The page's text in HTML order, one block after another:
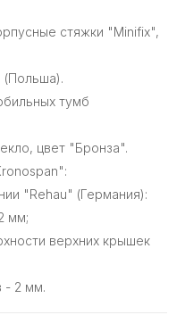
стяжки "Minifix",
(Польша).
тумб
цвет "Бронза".
"Rehau" (Германия):
мм;
верхних крышек
- 2 мм.